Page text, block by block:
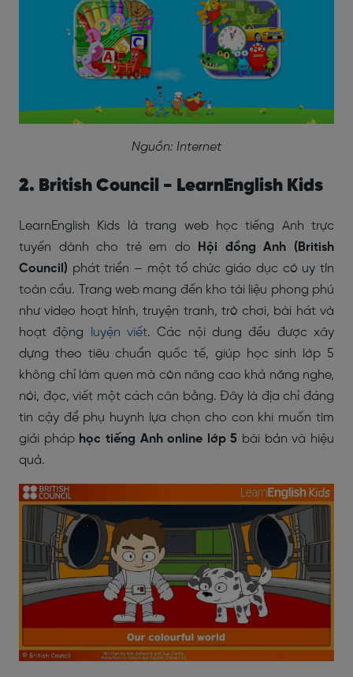
Nguồn: Internet
2. British Council - LearnEnglish Kids
LearnEnglish Kids là trang web học tiếng Anh trực
tuyến dành cho trẻ em do
Hội đồng Anh (British
Council) phát triển – một tổ chức giáo dục có uy tín
toàn cầu. Trang web mang đến kho tài liệu phong phú
như video hoạt hình, truyện tranh, trò chơi, bài hát và
hoạt động
luyện viết. Các nội dung đều được xây
dựng theo tiêu chuẩn quốc tế, giúp học sinh lớp 5
không chỉ làm quen mà còn nâng cao khả năng nghe,
nói, đọc, viết một cách cân bằng. Đây là địa chỉ đáng
tin cậy để phụ huynh lựa chọn cho con khi muốn tìm
giải pháp học tiếng Anh online lớp 5 bài bản và hiệu
quả.